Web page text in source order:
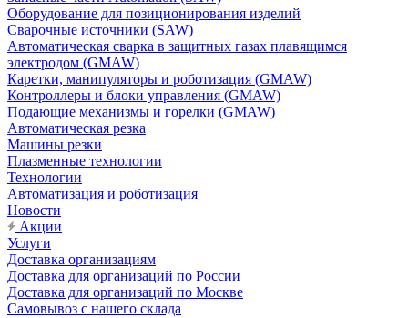
Оборудование для позиционирования изделий
Сварочные источники (SAW)
Автоматическая сварка в защитных газах плавящимся
электродом (GMAW)
Каретки, манипуляторы и роботизация (GMAW)
Контроллеры и блоки управления (GMAW)
Подающие механизмы и горелки (GMAW)
Автоматическая резка
Машины резки
Плазменные технологии
Технологии
Автоматизация и роботизация
Новости
Акции
Услуги
Доставка организациям
Доставка для организаций по России
Доставка для организаций по Москве
Самовывоз с нашего склада